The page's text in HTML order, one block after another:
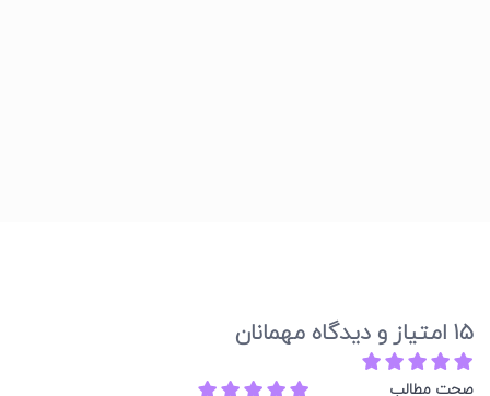
15 امتیاز و دیدگاه مهمانان
صحت مطالب